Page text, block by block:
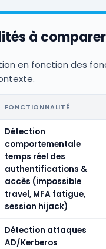
à comparer
en fonction des
FONCTIONNALITÉ
Détection
comportementale
temps réel des
authentifications &
accès (impossible
travel, MFA fatigue,
session hijack)
Détection attaques
AD/Kerberos